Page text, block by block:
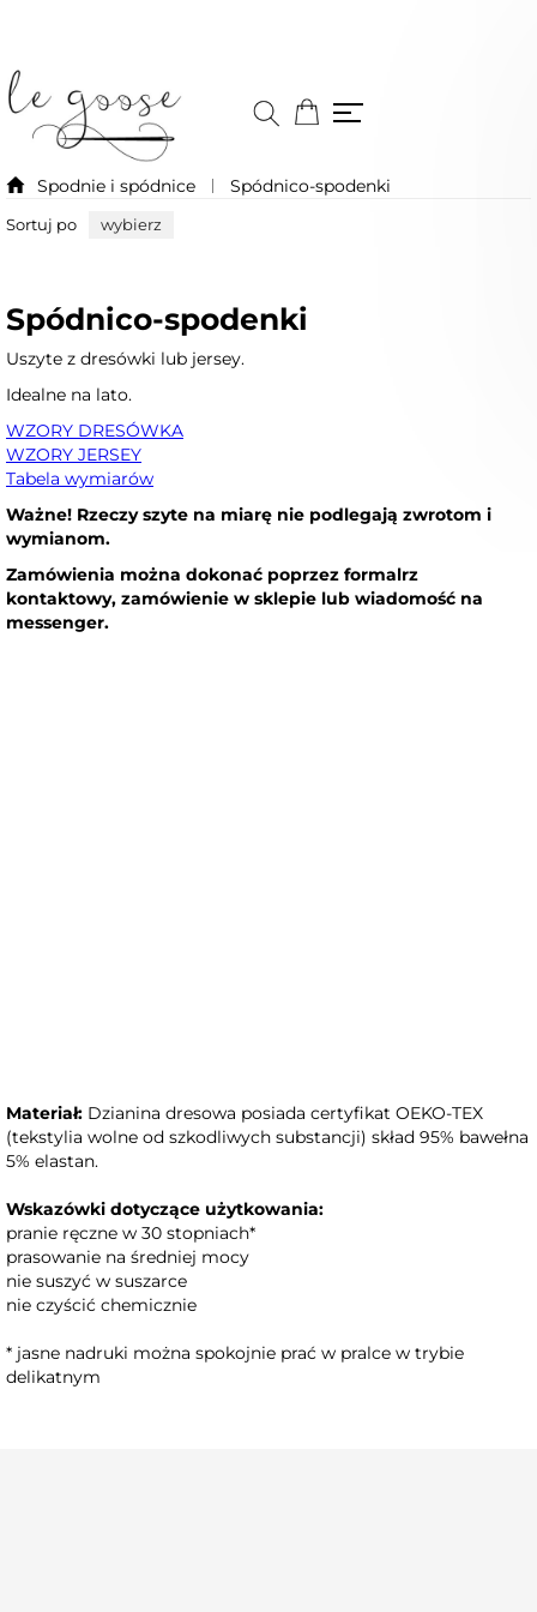
Spodnie i spódnice Spódnico-spodenki
Sortuj po wybierz
Spódnico-spodenki
Uszyte z dresówki lub jersey.
Idealne na lato.
WZORY DRESÓWKA
WZORY JERSEY
Tabela wymiarów
Ważne! Rzeczy szyte na miarę nie podlegają zwrotom i
wymianom.
Zamówienia można dokonać poprzez formalrz
kontaktowy, zamówienie w sklepie lub wiadomość na
messenger.
zieleń
Materiał: Dzianina dresowa posiada certyfikat OEKO-TEX
(tekstylia wolne od szkodliwych substancji) skład 95% bawełna
5% elastan.
Wskazówki dotyczące użytkowania:
pranie ręczne w 30 stopniach*
prasowanie na średniej mocy
nie suszyć w suszarce
nie czyścić chemicznie
* jasne nadruki można spokojnie prać w pralce w trybie
delikatnym